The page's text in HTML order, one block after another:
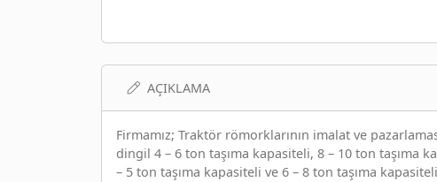
AÇIKLAMA
Firmamız; Traktör römorklarının imalat ve
dingil 4 – 6 ton taşıma kapasiteli, 8 – 10 ton taşıma
– 5 ton taşıma kapasiteli ve 6 – 8 ton taşıma